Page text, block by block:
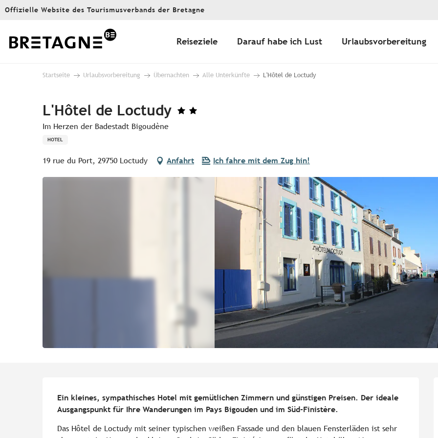
Aller
principal
Offizielle Website des Tourismusverbands der Bretagne
Reiseziele Darauf habe ich Lust Urlaubsvorbereitung
Startseite Urlaubsvorbereitung Übernachten Alle Unterkünfte L'Hôtel de Loctudy
L'Hôtel de Loctudy
Im Herzen der Badestadt Bigoudène
HOTEL
19 rue du Port, 29750 Loctudy Anfahrt Ich fahre mit dem Zug hin!
Ein kleines, sympathisches Hotel mit gemütlichen Zimmern und günstigen Preisen. Der ideale
Ausgangspunkt für Ihre Wanderungen im Pays Bigouden und im Süd-Finistère.
Das Hôtel de Loctudy mit seiner typischen weißen Fassade und den blauen Fensterläden ist sehr